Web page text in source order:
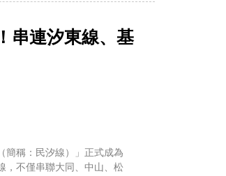
串連汐東線、基
簡稱：民汐線）」正式成為
，不僅串聯大同、中山、松